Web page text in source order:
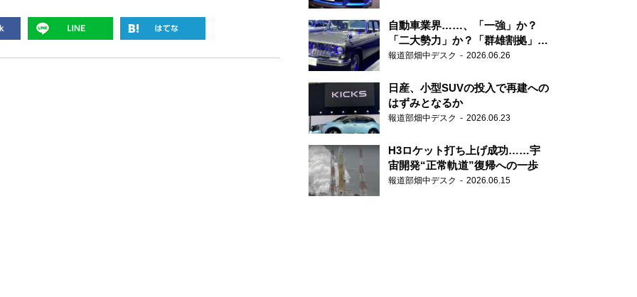
自動車業界……、「一強」か？
「二大勢力」か？「群雄割拠」
か？
報道部畑中デスク 2026.06.26
日産、小型SUVの投入で再建への
はずみとなるか
報道部畑中デスク 2026.06.23
H3ロケット打ち上げ成功……宇
宙開発“正常軌道”復帰への一歩
報道部畑中デスク 2026.06.15